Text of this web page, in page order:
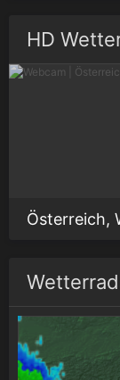
HD
Österreich,